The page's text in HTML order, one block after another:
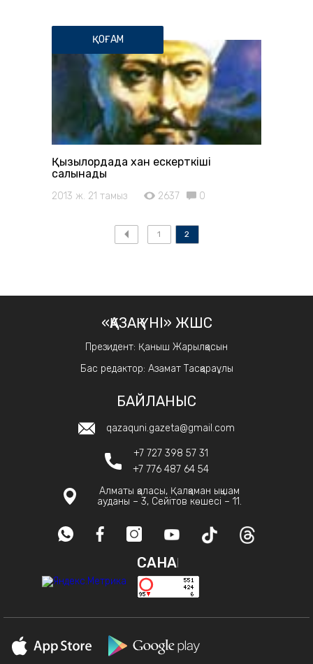
ҚОҒАМ
Қызылордада хан ескерткіші
салынады
2013 ж. 21 тамыз 2637 0
1 2
«ҚАЗАҚ ҮНІ» ЖШС
Президент: Қаныш Жарылқасын
Бас редактор: Азамат Тасқараұлы
БАЙЛАНЫС
qazaquni.gazeta@gmail.com
+7 727 398 57 31
+7 776 487 64 54
Алматы қаласы, Қалқаман ықшам
ауданы – 3, Сейітов көшесі – 11.
САНАҚ